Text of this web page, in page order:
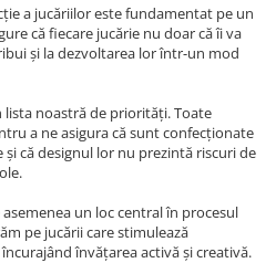
a jucăriilor este fundamentat pe un
că fiecare jucărie nu doar că îi va
și la dezvoltarea lor într-un mod
lista noastră de priorități. Toate
a ne asigura că sunt confecționate
că designul lor nu prezintă riscuri de
un loc central în procesul
pe jucării care stimulează
învățarea activă și creativă.